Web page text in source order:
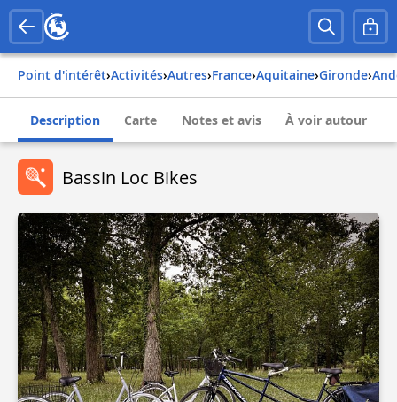
Point d'intérêt› Activités› Autres› france› aquitaine› gironde›
Description Carte Notes et avis À voir autour
Bassin Loc Bikes